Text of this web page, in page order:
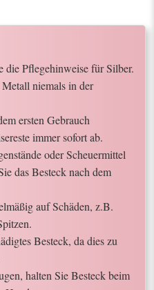
die Pflegehinweise für Silber.
niemals in der
ersten Gebrauch
immer sofort ab.
oder Scheuermittel
das Besteck nach dem
auf Schäden, z.B.
Besteck, da dies zu
halten Sie Besteck beim